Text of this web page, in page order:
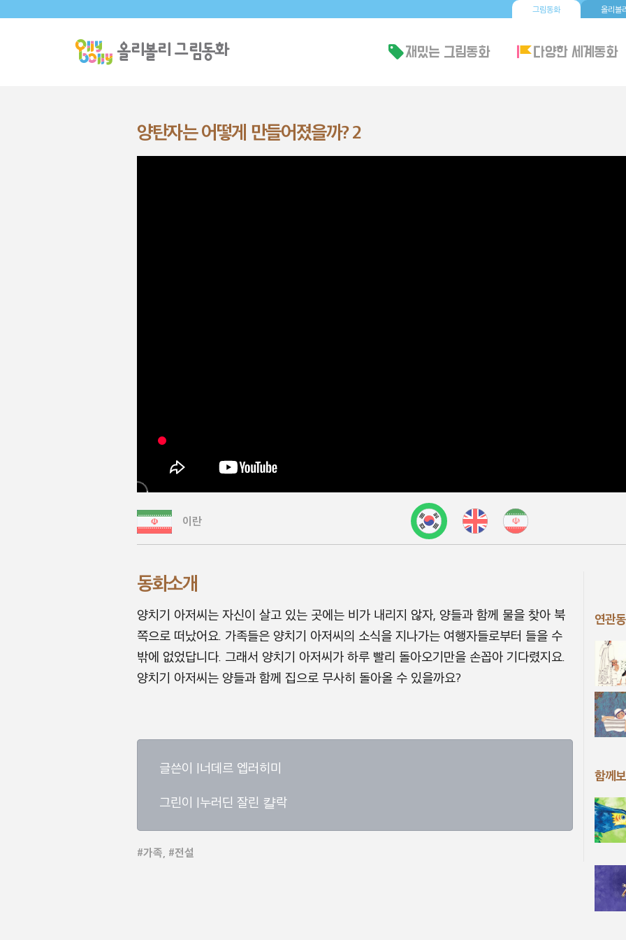
그림동화 올리볼
양탄자는 어떻게 만들어졌을까? 2
이란
동화소개
양치기 아저씨는 자신이 살고 있는 곳에는 비가 내리지 않자, 양들과 함께 물을 찾아 북
쪽으로 떠났어요. 가족들은 양치기 아저씨의 소식을 지나가는 여행자들로부터 들을 수
밖에 없었답니다. 그래서 양치기 아저씨가 하루 빨리 돌아오기만을 손꼽아 기다렸지요.
양치기 아저씨는 양들과 함께 집으로 무사히 돌아올 수 있을까요?
글쓴이 |너데르 엡러히미
그린이 |누러딘 잘린 캴락
#가족, #전설
연관
함께